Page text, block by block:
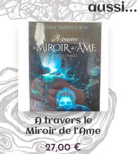
aussi…
A travers le
Miroir de l’Ame
27,00€